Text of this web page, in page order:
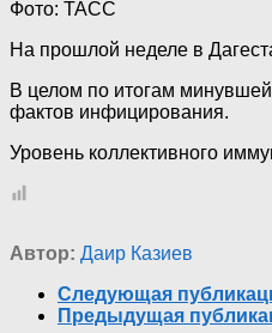
Фото: ТАСС
На прошлой неделе в
В целом по итогам
фактов инфицирования.
Уровень коллективного
Автор: Даир Казиев
Следующая
Предыдущая